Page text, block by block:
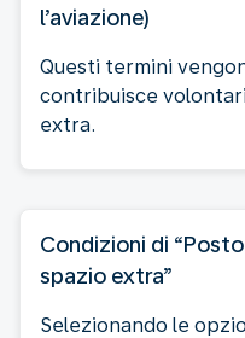
l’aviazione)
Questi termini
contribuisce
extra.
Condizioni di
spazio extra”
Selezionando le